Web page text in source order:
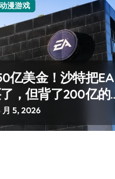
动漫游戏
亿美金！沙特把EA
，但背了200亿的
月 5, 2026
全球累计出
万台，技术
类增长